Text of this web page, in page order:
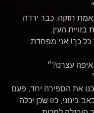
חזקה. כבר ירדה
בזויית העין.
כל כך! אני מפחדת
עצרנו?״
את הספירה יחד, פעם
בינוני, כזו שכן יכלה